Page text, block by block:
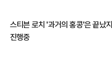
스티븐 로치 '과거의 홍콩'은 끝났
진행중